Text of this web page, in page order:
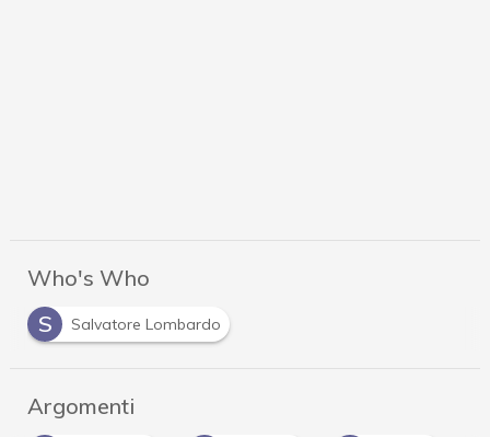
Who's Who
S
Salvatore Lombardo
Argomenti